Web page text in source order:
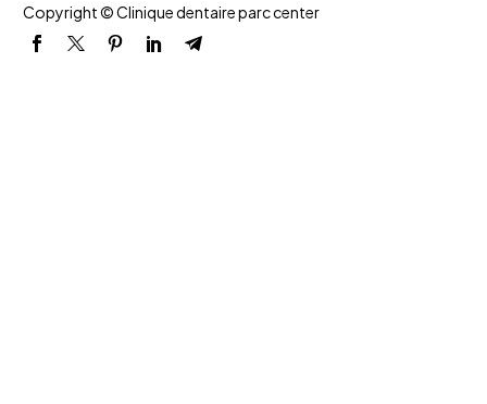
Copyright © Clinique dentaire parc center